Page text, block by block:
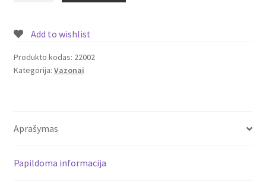
Add to wishlist
Produkto kodas: 22002
Kategorija: Vazonai
Aprašymas
Papildoma informacija